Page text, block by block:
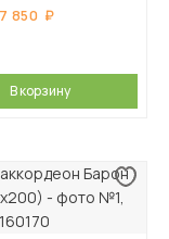
850
В корзину